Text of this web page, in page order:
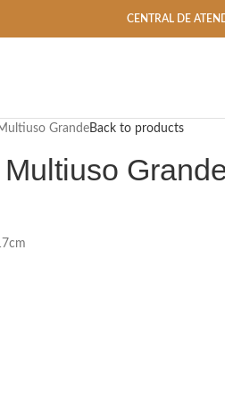
CENTRAL DE
GrandeBack to products